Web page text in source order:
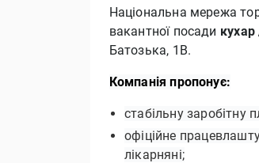
Національна мережа
вакантної посади кухар
Батозька, 1В.
Компанія пропонує:
стабільну заробітну
офіційне
лікарняні;